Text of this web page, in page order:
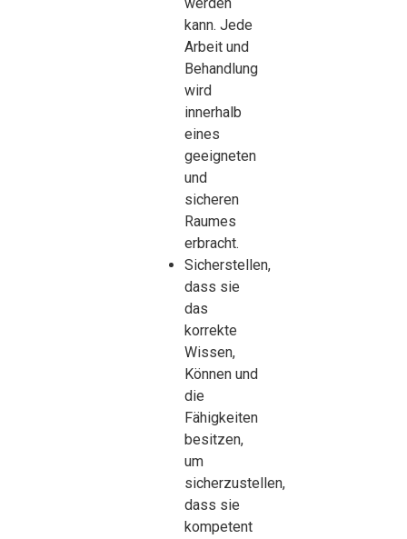
kann. Jede
Arbeit und
Behandlung
wird
innerhalb
eines
geeigneten
und
sicheren
Raumes
erbracht.
Sicherstellen,
dass sie
das
korrekte
Wissen,
Können und
die
Fähigkeiten
besitzen,
um
sicherzustellen,
dass sie
kompetent